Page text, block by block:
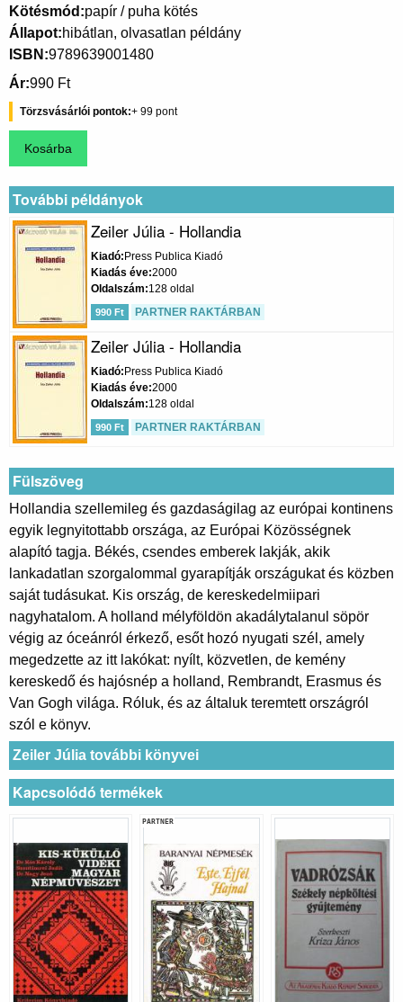
Kötésmód papír / puha kötés
Állapot hibátlan, olvasatlan példány
ISBN 9789639001480
Ár 990 Ft
Törzsvásárlói pontok 99
További példányok
Zeiler Júlia - Hollandia
Kiadó Press Publica Kiadó
Kiadás éve 2000
Oldalszám 128 oldal
990 Ft PARTNER RAKTÁRBAN
Zeiler Júlia - Hollandia
Kiadó Press Publica Kiadó
Kiadás éve 2000
Oldalszám 128 oldal
990 Ft PARTNER RAKTÁRBAN
Fülszöveg
Hollandia szellemileg és gazdaságilag az európai kontinens
egyik legnyitottabb országa, az Európai Közösségnek
alapító tagja. Békés, csendes emberek lakják, akik
lankadatlan szorgalommal gyarapítják országukat és közben
saját tudásukat. Kis ország, de kereskedelmiipari
nagyhatalom. A holland mélyföldön akadálytalanul söpör
végig az óceánról érkező, esőt hozó nyugati szél, amely
megedzette az itt lakókat: nyílt, közvetlen, de kemény
kereskedő és hajósnép a holland, Rembrandt, Erasmus és
Van Gogh világa. Róluk, és az általuk teremtett országról
szól e könyv.
Zeiler Júlia további könyvei
Kapcsolódó termékek
PARTNER